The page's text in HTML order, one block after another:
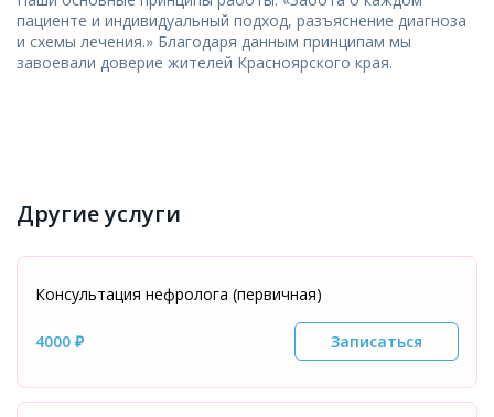
пациенте и индивидуальный подход, разъяснение диагноза
и схемы лечения.» Благодаря данным принципам мы
завоевали доверие жителей Красноярского края.
Другие услуги
Консультация нефролога (первичная)
4000 ₽ Записаться